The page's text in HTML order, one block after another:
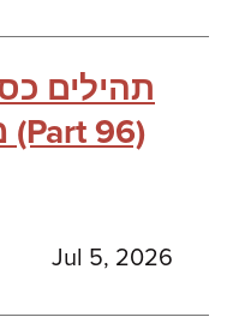
תהילים
מלחמת חרבות ברזל (Part 96)
Jul 5, 2026